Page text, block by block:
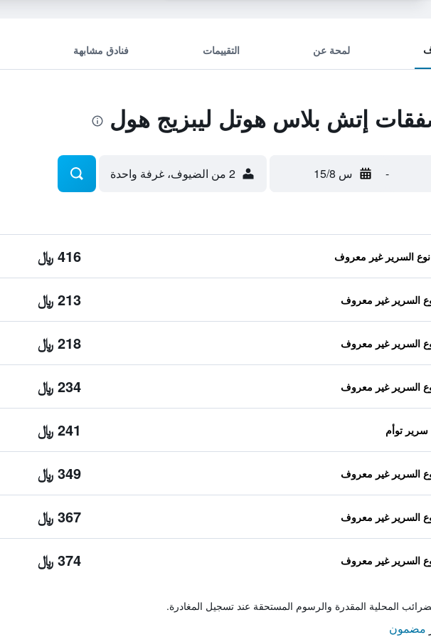
لمحة عن التقييمات فنادق مشابهة
إتش بلاس هوتل ليبزيج هول
- س 15/8 2 من الضيوف، غرفة واحدة
416 ﷼
213 ﷼
218 ﷼
234 ﷼
241 ﷼
349 ﷼
367 ﷼
374 ﷼
المحلية المقدرة والرسوم المستحقة عند تسجيل المغادرة.
مضمون